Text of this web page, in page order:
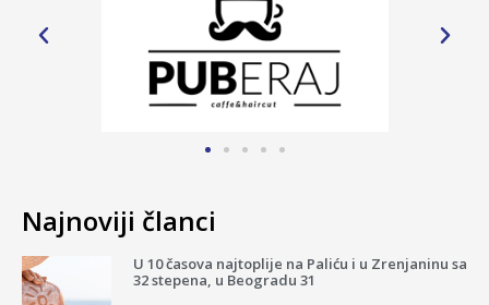
Najnoviji članci
U 10 časova najtoplije na Paliću i u Zrenjaninu sa
32 stepena, u Beogradu 31